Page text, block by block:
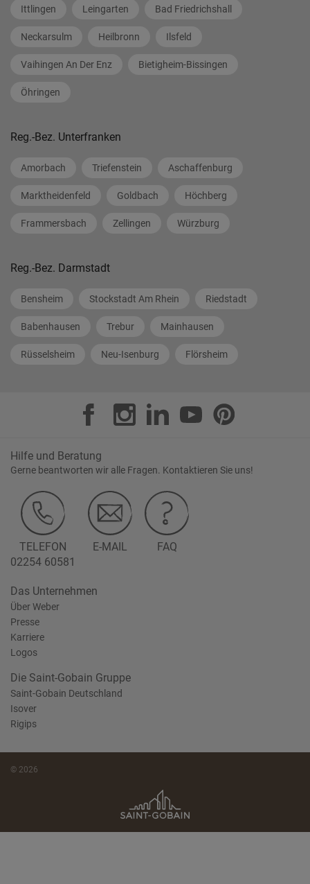
Ittlingen Leingarten Bad Friedrichshall
Neckarsulm Heilbronn Ilsfeld
Vaihingen An Der Enz Bietigheim-Bissingen
Öhringen
Reg.-Bez. Unterfranken
Amorbach Triefenstein Aschaffenburg
Marktheidenfeld Goldbach Höchberg
Frammersbach Zellingen Würzburg
Reg.-Bez. Darmstadt
Bensheim Stockstadt Am Rhein Riedstadt
Babenhausen Trebur Mainhausen
Rüsselsheim Neu-Isenburg Flörsheim
Hilfe und Beratung
Gerne beantworten wir alle Fragen. Kontaktieren Sie uns!
TELEFON
02254 60581
E-MAIL FAQ
Das Unternehmen
Über Weber
Presse
Karriere
Logos
Die Saint-Gobain Gruppe
Saint-Gobain Deutschland
Isover
Rigips
© 2026